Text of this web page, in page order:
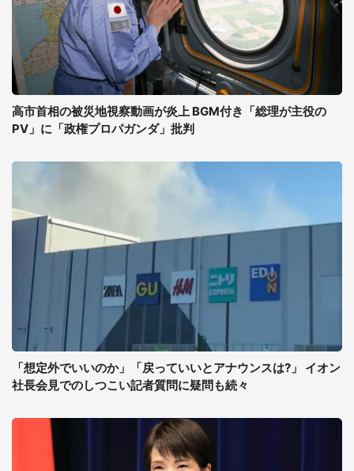
高市首相の被災地視察動画が炎上 BGM付き「総理が主役の
PV」に「政権プロパガンダ」批判
「想定外でいいのか」「戻っていいとアナウンスは?」 イオン
社長会見でのしつこい記者質問に疑問も続々